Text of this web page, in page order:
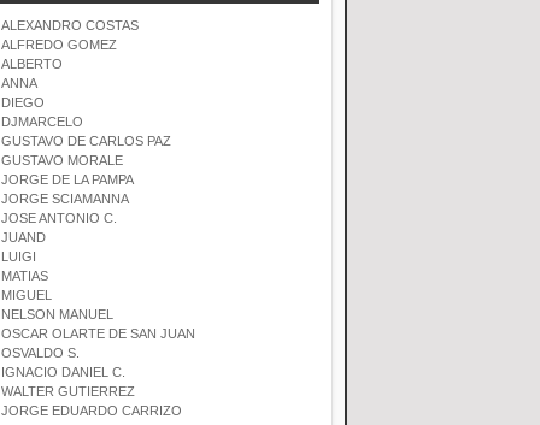
ALEXANDRO COSTAS
ALFREDO GOMEZ
ALBERTO
ANNA
DIEGO
DJMARCELO
GUSTAVO DE CARLOS PAZ
GUSTAVO MORALE
JORGE DE LA PAMPA
JORGE SCIAMANNA
JOSE ANTONIO C.
JUAND
LUIGI
MATIAS
MIGUEL
NELSON MANUEL
OSCAR OLARTE DE SAN JUAN
OSVALDO S.
IGNACIO DANIEL C.
WALTER GUTIERREZ
JORGE EDUARDO CARRIZO